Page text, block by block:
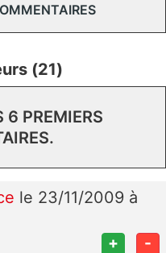
(21)
6 PREMIERS
le 23/11/2009 à
+ -